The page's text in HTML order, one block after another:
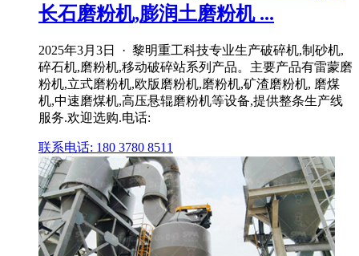
长石磨粉机,膨润土磨粉机 ...
2025年3月3日 · 黎明重工科技专业生产破碎机,制砂机,
碎石机,磨粉机,移动破碎站系列产品。主要产品有雷蒙磨
粉机,立式磨粉机,欧版磨粉机,磨粉机,矿渣磨粉机, 磨煤
机,中速磨煤机,高压悬辊磨粉机等设备,提供整条生产线
服务.欢迎选购.电话:
联系电话: 180 3780 8511